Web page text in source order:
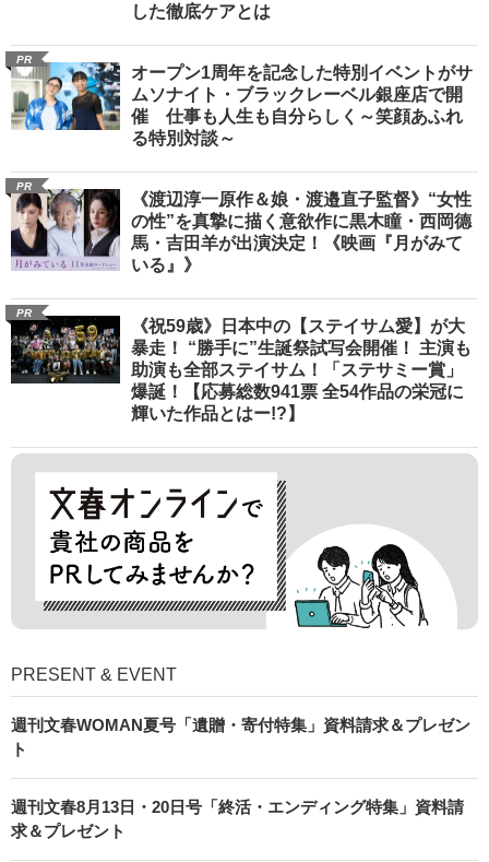
した徹底ケアとは
PR
オープン1周年を記念した特別イベントがサ
ムソナイト・ブラックレーベル銀座店で開
催 仕事も人生も自分らしく～笑顔あふれ
る特別対談～
PR
《渡辺淳一原作＆娘・渡邉直子監督》“女性
の性”を真摯に描く意欲作に黒木瞳・西岡德
馬・吉田羊が出演決定！《映画『月がみて
いる』》
PR
《祝59歳》日本中の【ステイサム愛】が大
暴走！ “勝手に”生誕祭試写会開催！ 主演も
助演も全部ステイサム！「ステサミー賞」
爆誕！【応募総数941票 全54作品の栄冠に
輝いた作品とはー!?】
PRESENT & EVENT
週刊文春WOMAN夏号「遺贈・寄付特集」資料請求＆プレゼン
ト
週刊文春8月13日・20日号「終活・エンディング特集」資料請
求＆プレゼント